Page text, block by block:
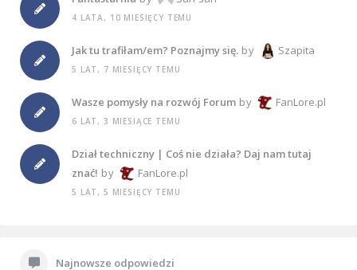
4 LATA, 10 MIESIĘCY TEMU
Jak tu trafiłam/em? Poznajmy się. by Szapita
5 LAT, 7 MIESIĘCY TEMU
Wasze pomysły na rozwój Forum by FanLore.pl
6 LAT, 3 MIESIĄCE TEMU
Dział techniczny | Coś nie działa? Daj nam tutaj
znać! by FanLore.pl
5 LAT, 5 MIESIĘCY TEMU
Najnowsze odpowiedzi